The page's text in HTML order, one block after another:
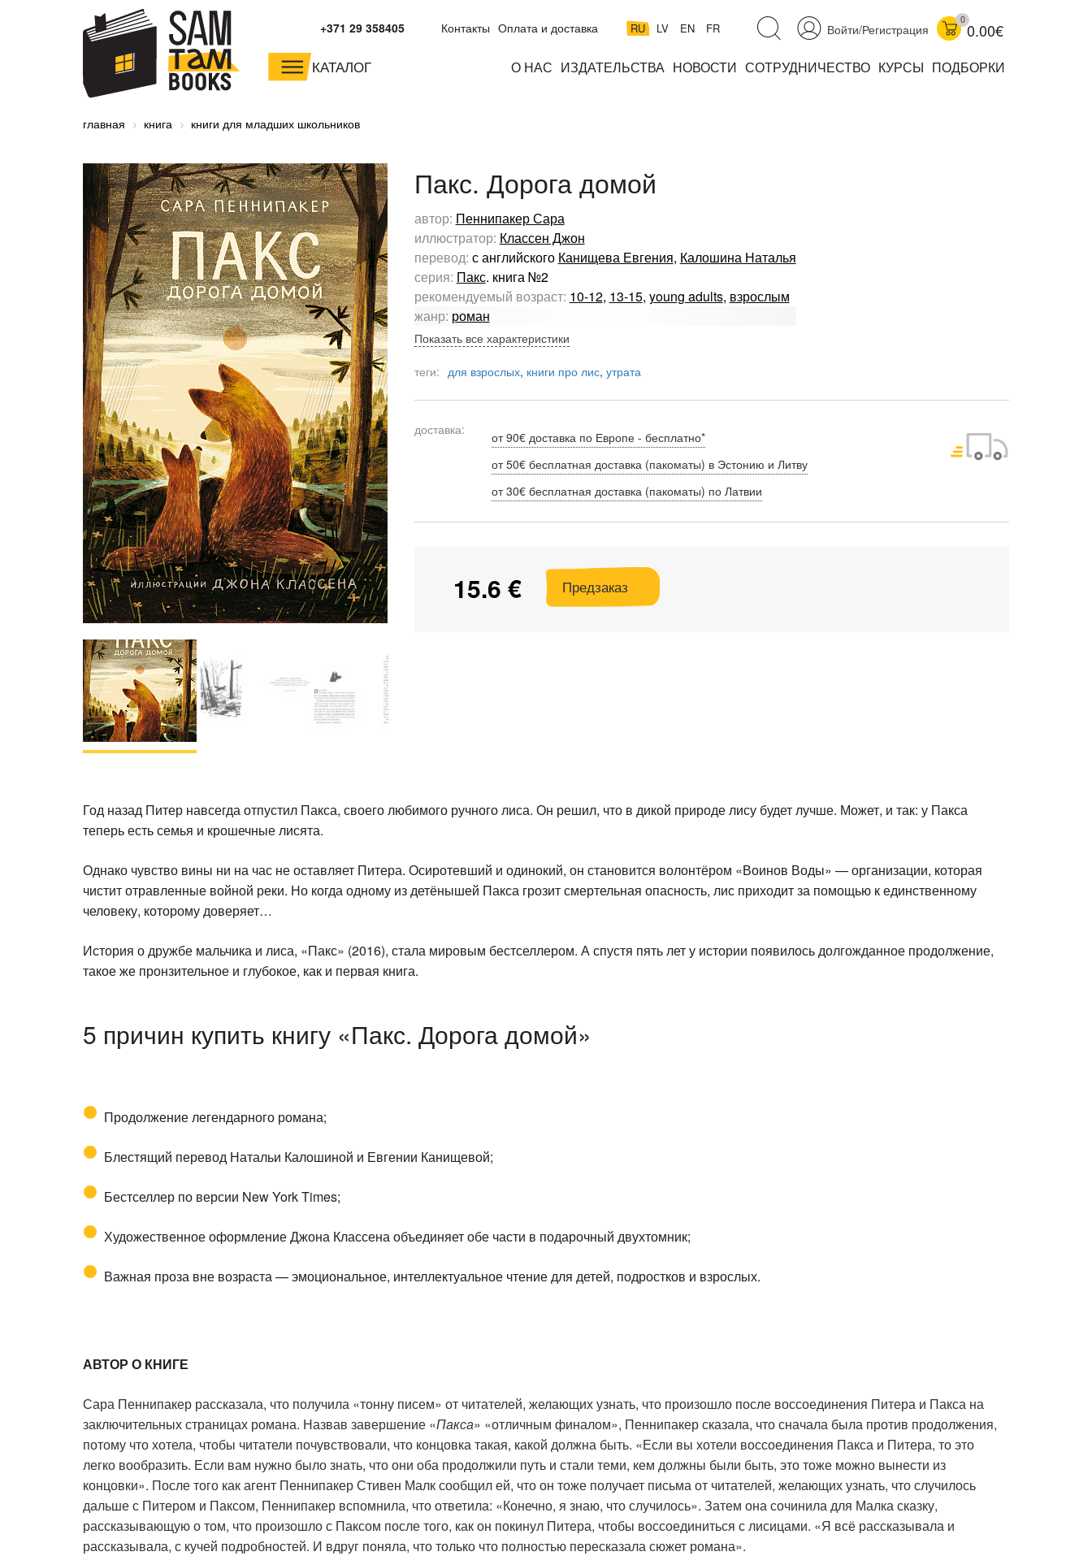
Войти/Регистрация
0
0.00€
RU LV EN FR
Контакты Оплата и доставка
+371 29 358405
КАТАЛОГ О НАС ИЗДАТЕЛЬСТВА НОВОСТИ СОТРУДНИЧЕСТВО КУРСЫ ПОДБОРКИ
малышам и
дошкольникам
младшим школьникам
главная книга книги для младших школьников
Пакс. Дорога домой
автор: Пеннипакер Сара
иллюстратор: Классен Джон
перевод: с английского Канищева Евгения, Калошина Наталья
серия: Пакс. книга №2
рекомендуемый возраст: 10-12, 13-15, young adults, взрослым
жанр: роман
Показать все характеристики
теги: для взрослых, книги про лис, утрата
доставка:
от 90€ доставка по Европе - бесплатно*
от 50€ бесплатная доставка (пакоматы) в Эстонию и Литву
от 30€ бесплатная доставка (пакоматы) по Латвии
15.6 € Предзаказ
Год назад Питер навсегда отпустил Пакса, своего любимого ручного лиса. Он решил, что в дикой природе лису будет лучше. Может, и так: у Пакса
теперь есть семья и крошечные лисята.
Однако чувство вины ни на час не оставляет Питера. Осиротевший и одинокий, он становится волонтёром «Воинов Воды» — организации, которая
чистит отравленные войной реки. Но когда одному из детёнышей Пакса грозит смертельная опасность, лис приходит за помощью к единственному
человеку, которому доверяет…
История о дружбе мальчика и лиса, «Пакс» (2016), стала мировым бестселлером. А спустя пять лет у истории появилось долгожданное продолжение,
такое же пронзительное и глубокое, как и первая книга.
5 причин купить книгу «Пакс. Дорога домой»
Продолжение легендарного романа;
Блестящий перевод Натальи Калошиной и Евгении Канищевой;
Бестселлер по версии New York Times;
Художественное оформление Джона Классена объединяет обе части в подарочный двухтомник;
Важная проза вне возраста — эмоциональное, интеллектуальное чтение для детей, подростков и взрослых.
АВТОР О КНИГЕ
Сара Пеннипакер рассказала, что получила «тонну писем» от читателей, желающих узнать, что произошло после воссоединения Питера и Пакса на
заключительных страницах романа. Назвав завершение «Пакса» «отличным финалом», Пеннипакер сказала, что сначала была против продолжения,
потому что хотела, чтобы читатели почувствовали, что концовка такая, какой должна быть. «Если вы хотели воссоединения Пакса и Питера, то это
легко вообразить. Если вам нужно было знать, что они оба продолжили путь и стали теми, кем должны были быть, это тоже можно вынести из
концовки». После того как агент Пеннипакер Стивен Малк сообщил ей, что он тоже получает письма от читателей, желающих узнать, что случилось
дальше с Питером и Паксом, Пеннипакер вспомнила, что ответила: «Конечно, я знаю, что случилось». Затем она сочинила для Малка сказку,
рассказывающую о том, что произошло с Паксом после того, как он покинул Питера, чтобы воссоединиться с лисицами. «Я всё рассказывала и
рассказывала, с кучей подробностей. И вдруг поняла, что только что полностью пересказала сюжет романа».